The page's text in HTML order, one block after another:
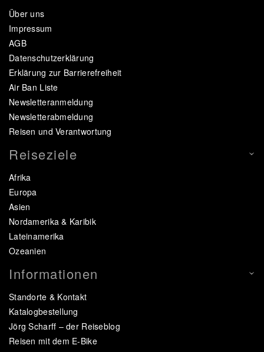
Über uns
Impressum
AGB
Datenschutzerklärung
Erklärung zur Barrierefreiheit
Air Ban Liste
Newsletteranmeldung
Newsletterabmeldung
Reisen und Verantwortung
Reiseziele
Afrika
Europa
Asien
Nordamerika & Karibik
Lateinamerika
Ozeanien
Informationen
Standorte & Kontakt
Katalogbestellung
Jörg Scharff – der Reiseblog
Reisen mit dem E-Bike